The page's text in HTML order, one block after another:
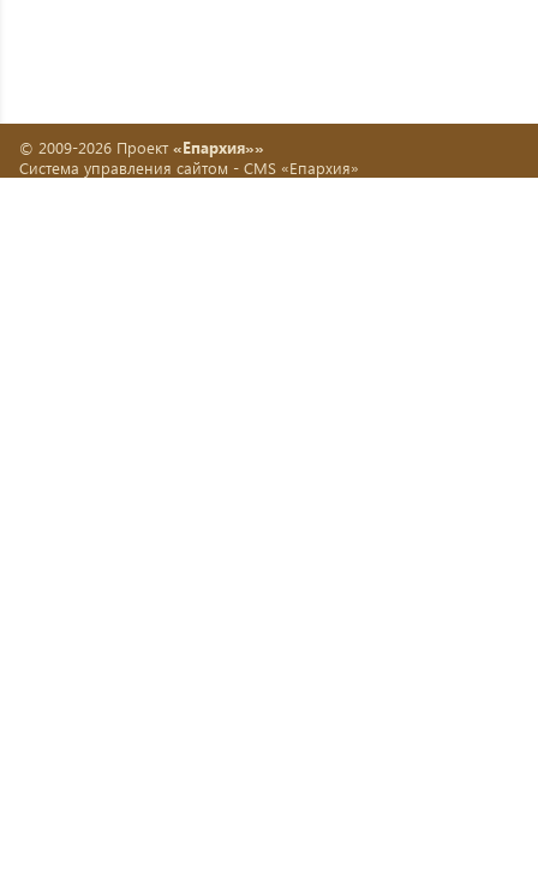
© 2009-2026 Проект «Епархия»»
Система управления сайтом - CMS «Епархия»